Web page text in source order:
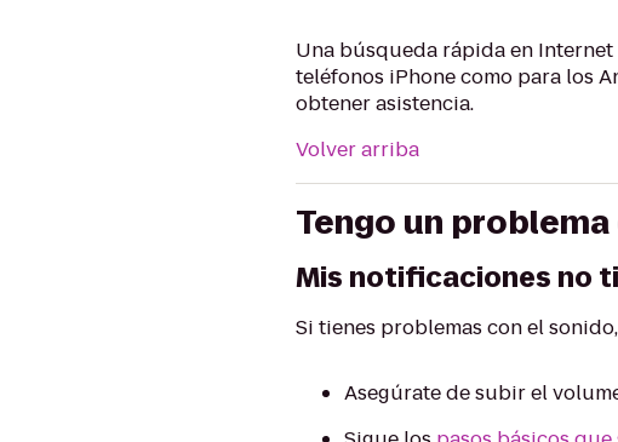
Una búsqueda rápida en
teléfonos iPhone como para los
obtener asistencia.
Volver arriba
Tengo un
Mis notificaciones no
Si tienes problemas con el
Asegúrate de subir el